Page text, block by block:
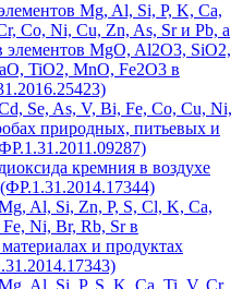
Mg, Al, Si, P, K, Ca,
Co, Ni, Cu, Zn, As, Sr и Pb, а
элементов MgO, Al2O3, SiO2,
TiO2, MnO, Fe2O3 в
Se, As, V, Bi, Fe, Co, Cu, Ni,
природных, питьевых и
кремния в воздухе
Al, Si, Zn, P, S, Cl, K, Ca,
Ni, Br, Rb, Sr в
и продуктах
Al, Si, P, S, K, Ca, Ti, V, Cr,